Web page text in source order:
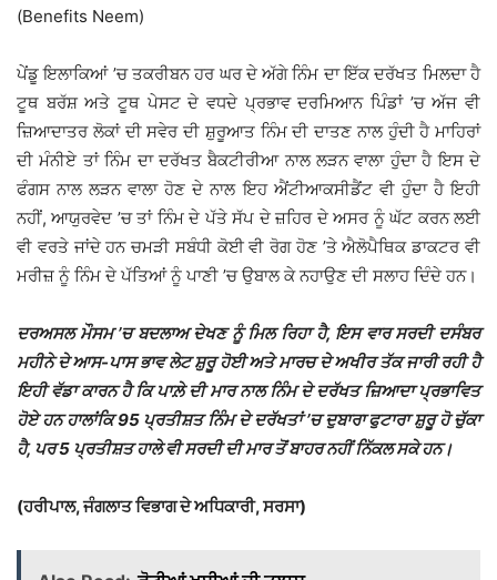
(Benefits Neem)
ਪੇਂਡੂ ਇਲਾਕਿਆਂ ’ਚ ਤਕਰੀਬਨ ਹਰ ਘਰ ਦੇ ਅੱਗੇ ਨਿੰਮ ਦਾ ਇੱਕ ਦਰੱਖਤ ਮਿਲਦਾ ਹੈ
ਟੂਥ ਬਰੱਸ਼ ਅਤੇ ਟੂਥ ਪੇਸਟ ਦੇ ਵਧਦੇ ਪ੍ਰਭਾਵ ਦਰਮਿਆਨ ਪਿੰਡਾਂ ’ਚ ਅੱਜ ਵੀ
ਜ਼ਿਆਦਾਤਰ ਲੋਕਾਂ ਦੀ ਸਵੇਰ ਦੀ ਸ਼ੁਰੂਆਤ ਨਿੰਮ ਦੀ ਦਾਤਣ ਨਾਲ ਹੁੰਦੀ ਹੈ ਮਾਹਿਰਾਂ
ਦੀ ਮੰਨੀਏ ਤਾਂ ਨਿੰਮ ਦਾ ਦਰੱਖਤ ਬੈਕਟੀਰੀਆ ਨਾਲ ਲੜਨ ਵਾਲਾ ਹੁੰਦਾ ਹੈ ਇਸ ਦੇ
ਫੰਗਸ ਨਾਲ ਲੜਨ ਵਾਲਾ ਹੋਣ ਦੇ ਨਾਲ ਇਹ ਐਂਟੀਆਕਸੀਡੈਂਟ ਵੀ ਹੁੰਦਾ ਹੈ ਇਹੀ
ਨਹੀਂ, ਆਯੁਰਵੇਦ ’ਚ ਤਾਂ ਨਿੰਮ ਦੇ ਪੱਤੇ ਸੱਪ ਦੇ ਜ਼ਹਿਰ ਦੇ ਅਸਰ ਨੂੰ ਘੱਟ ਕਰਨ ਲਈ
ਵੀ ਵਰਤੇ ਜਾਂਦੇ ਹਨ ਚਮੜੀ ਸਬੰਧੀ ਕੋਈ ਵੀ ਰੋਗ ਹੋਣ ’ਤੇ ਐਲੋਪੈਥਿਕ ਡਾਕਟਰ ਵੀ
ਮਰੀਜ਼ ਨੂੰ ਨਿੰਮ ਦੇ ਪੱਤਿਆਂ ਨੂੰ ਪਾਣੀ ’ਚ ਉਬਾਲ ਕੇ ਨਹਾਉਣ ਦੀ ਸਲਾਹ ਦਿੰਦੇ ਹਨ।
ਦਰਅਸਲ ਮੌਸਮ ’ਚ ਬਦਲਾਅ ਦੇਖਣ ਨੂੰ ਮਿਲ ਰਿਹਾ ਹੈ, ਇਸ ਵਾਰ ਸਰਦੀ ਦਸੰਬਰ
ਮਹੀਨੇ ਦੇ ਆਸ-ਪਾਸ ਭਾਵ ਲੇਟ ਸ਼ੁਰੂ ਹੋਈ ਅਤੇ ਮਾਰਚ ਦੇ ਅਖੀਰ ਤੱਕ ਜਾਰੀ ਰਹੀ ਹੈ
ਇਹੀ ਵੱਡਾ ਕਾਰਨ ਹੈ ਕਿ ਪਾਲ਼ੇ ਦੀ ਮਾਰ ਨਾਲ ਨਿੰਮ ਦੇ ਦਰੱਖਤ ਜ਼ਿਆਦਾ ਪ੍ਰਭਾਵਿਤ
ਹੋਏ ਹਨ ਹਾਲਾਂਕਿ 95 ਪ੍ਰਤੀਸ਼ਤ ਨਿੰਮ ਦੇ ਦਰੱਖਤਾਂ ’ਚ ਦੁਬਾਰਾ ਫੁਟਾਰਾ ਸ਼ੁਰੂ ਹੋ ਚੁੱਕਾ
ਹੈ, ਪਰ 5 ਪ੍ਰਤੀਸ਼ਤ ਹਾਲੇ ਵੀ ਸਰਦੀ ਦੀ ਮਾਰ ਤੋਂ ਬਾਹਰ ਨਹੀਂ ਨਿੱਕਲ ਸਕੇ ਹਨ।
(ਹਰੀਪਾਲ, ਜੰਗਲਾਤ ਵਿਭਾਗ ਦੇ ਅਧਿਕਾਰੀ, ਸਰਸਾ)